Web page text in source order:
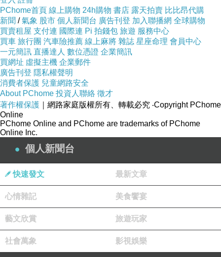
PChome首頁 線上購物 24h購物 書店 露天拍賣 比比昂代購
新聞 /氣象 股市 個人新聞台 廣告刊登 加入聯播網 全球購物
買賣租屋 支付連 國際連 Pi 拍錢包 旅遊 服務中心
買車 旅行團 汽車險推薦 線上麻將 雜誌 星座命理 會員中心
一元簡訊 直播達人 數位憑證 企業簡訊
買網址 虛擬主機 企業郵件
廣告刊登 隱私權聲明
消費者保護 兒童網路安全
About PChome 投資人聯絡 徵才
著作權保護 ｜網路家庭版權所有、轉載必究 ‧Copyright PChome
Online
PChome Online and PChome are trademarks of PChome
Online Inc.
個人新聞台
快速發文 最新文章
心情雜記 美食饗宴
藝文欣賞 旅遊玩家
社會萬象 影視娛樂